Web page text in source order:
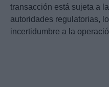
transacción está sujeta a
autoridades regulatorias,
incertidumbre a la